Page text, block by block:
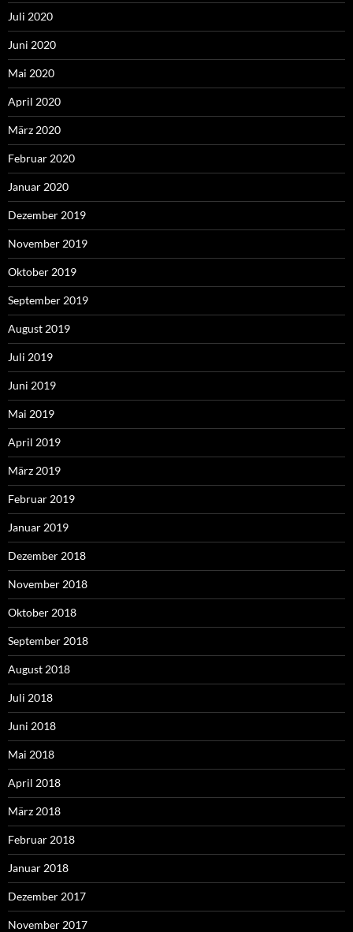
Juli 2020
Juni 2020
Mai 2020
April 2020
März 2020
Februar 2020
Januar 2020
Dezember 2019
November 2019
Oktober 2019
September 2019
August 2019
Juli 2019
Juni 2019
Mai 2019
April 2019
März 2019
Februar 2019
Januar 2019
Dezember 2018
November 2018
Oktober 2018
September 2018
August 2018
Juli 2018
Juni 2018
Mai 2018
April 2018
März 2018
Februar 2018
Januar 2018
Dezember 2017
November 2017